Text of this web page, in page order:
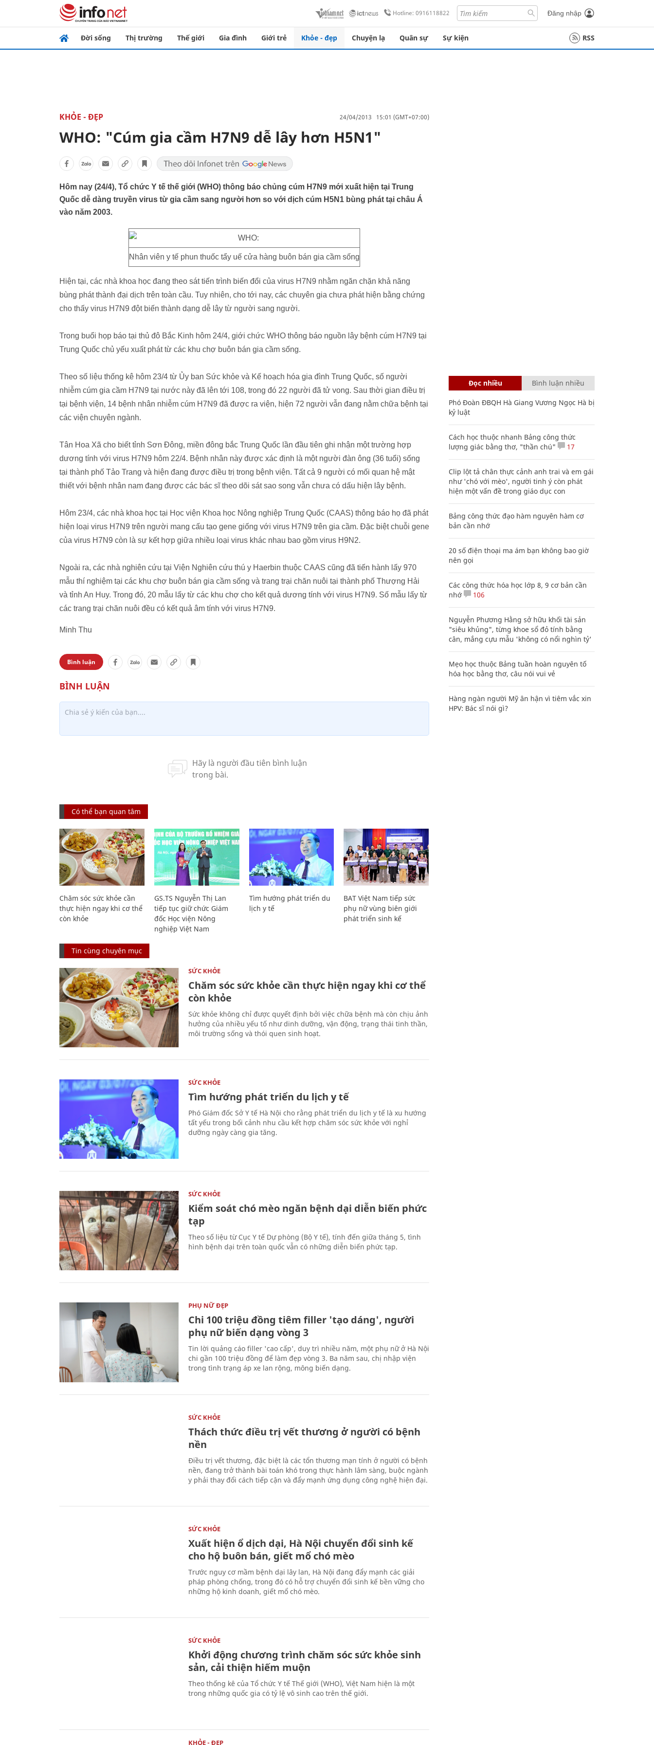
Hotline: 0916118822 Đăng nhập
Đời sống Thị trường Thế giới Gia đình Giới trẻ Khỏe - đẹp Chuyện lạ Quân sự Sự kiện RSS
KHỎE - ĐẸP 24/04/2013 15:01 (GMT+07:00)
WHO: "Cúm gia cầm H7N9 dễ lây hơn H5N1"
Hôm nay (24/4), Tổ chức Y tế thế giới (WHO) thông báo chủng cúm H7N9 mới xuất hiện tại Trung
Quốc dễ dàng truyền virus từ gia cầm sang người hơn so với dịch cúm H5N1 bùng phát tại châu Á
vào năm 2003.
Nhân viên y tế phun thuốc tẩy uế cửa hàng buôn bán gia cầm sống
Hiện tại, các nhà khoa học đang theo sát tiến trình biến đổi của virus H7N9 nhằm ngăn chặn khả năng
bùng phát thành đại dịch trên toàn cầu. Tuy nhiên, cho tới nay, các chuyên gia chưa phát hiện bằng chứng
cho thấy virus H7N9 đột biến thành dạng dễ lây từ người sang người.
Trong buổi họp báo tại thủ đô Bắc Kinh hôm 24/4, giới chức WHO thông báo nguồn lây bệnh cúm H7N9 tại
Trung Quốc chủ yếu xuất phát từ các khu chợ buôn bán gia cầm sống.
Theo số liệu thống kê hôm 23/4 từ Ủy ban Sức khỏe và Kế hoạch hóa gia đình Trung Quốc, số người
nhiễm cúm gia cầm H7N9 tại nước này đã lên tới 108, trong đó 22 người đã tử vong. Sau thời gian điều trị
tại bệnh viện, 14 bệnh nhân nhiễm cúm H7N9 đã được ra viện, hiện 72 người vẫn đang nằm chữa bệnh tại
các viện chuyên ngành.
Tân Hoa Xã cho biết tỉnh Sơn Đông, miền đông bắc Trung Quốc lần đầu tiên ghi nhận một trường hợp
dương tính với virus H7N9 hôm 22/4. Bệnh nhân này được xác định là một người đàn ông (36 tuổi) sống
tại thành phố Tảo Trang và hiện đang được điều trị trong bệnh viện. Tất cả 9 người có mối quan hệ mật
thiết với bệnh nhân nam đang được các bác sĩ theo dõi sát sao song vẫn chưa có dấu hiện lây bệnh.
Hôm 23/4, các nhà khoa học tại Học viện Khoa học Nông nghiệp Trung Quốc (CAAS) thông báo họ đã phát
hiện loại virus H7N9 trên người mang cấu tạo gene giống với virus H7N9 trên gia cầm. Đặc biệt chuỗi gene
của virus H7N9 còn là sự kết hợp giữa nhiều loại virus khác nhau bao gồm virus H9N2.
Ngoài ra, các nhà nghiên cứu tại Viện Nghiên cứu thú y Haerbin thuộc CAAS cũng đã tiến hành lấy 970
mẫu thí nghiệm tại các khu chợ buôn bán gia cầm sống và trang trại chăn nuôi tại thành phố Thượng Hải
và tỉnh An Huy. Trong đó, 20 mẫu lấy từ các khu chợ cho kết quả dương tính với virus H7N9. Số mẫu lấy từ
các trang trại chăn nuôi đều có kết quả âm tính với virus H7N9.
Minh Thu
Bình luận
Có thể bạn quan tâm
Chăm sóc sức khỏe cần
thực hiện ngay khi cơ thể
còn khỏe
GS.TS Nguyễn Thị Lan
tiếp tục giữ chức Giám
đốc Học viện Nông
nghiệp Việt Nam
Tìm hướng phát triển du
lịch y tế
BAT Việt Nam tiếp sức
phụ nữ vùng biên giới
phát triển sinh kế
Tin cùng chuyên mục
SỨC KHỎE
Chăm sóc sức khỏe cần thực hiện ngay khi cơ thể
còn khỏe
Sức khỏe không chỉ được quyết định bởi việc chữa bệnh mà còn chịu ảnh
hưởng của nhiều yếu tố như dinh dưỡng, vận động, trạng thái tinh thần,
môi trường sống và thói quen sinh hoạt.
SỨC KHỎE
Tìm hướng phát triển du lịch y tế
Phó Giám đốc Sở Y tế Hà Nội cho rằng phát triển du lịch y tế là xu hướng
tất yếu trong bối cảnh nhu cầu kết hợp chăm sóc sức khỏe với nghỉ
dưỡng ngày càng gia tăng.
SỨC KHỎE
Kiểm soát chó mèo ngăn bệnh dại diễn biến phức
tạp
Theo số liệu từ Cục Y tế Dự phòng (Bộ Y tế), tính đến giữa tháng 5, tình
hình bệnh dại trên toàn quốc vẫn có những diễn biến phức tạp.
PHỤ NỮ ĐẸP
Chi 100 triệu đồng tiêm filler 'tạo dáng', người
phụ nữ biến dạng vòng 3
Tin lời quảng cáo filler 'cao cấp', duy trì nhiều năm, một phụ nữ ở Hà Nội
chi gần 100 triệu đồng để làm đẹp vòng 3. Ba năm sau, chị nhập viện
trong tình trạng áp xe lan rộng, mông biến dạng.
SỨC KHỎE
Thách thức điều trị vết thương ở người có bệnh
nền
Điều trị vết thương, đặc biệt là các tổn thương mạn tính ở người có bệnh
nền, đang trở thành bài toán khó trong thực hành lâm sàng, buộc ngành
y phải thay đổi cách tiếp cận và đẩy mạnh ứng dụng công nghệ hiện đại.
SỨC KHỎE
Xuất hiện ổ dịch dại, Hà Nội chuyển đổi sinh kế
cho hộ buôn bán, giết mổ chó mèo
Trước nguy cơ mầm bệnh dại lây lan, Hà Nội đang đẩy mạnh các giải
pháp phòng chống, trong đó có hỗ trợ chuyển đổi sinh kế bền vững cho
những hộ kinh doanh, giết mổ chó mèo.
SỨC KHỎE
Khởi động chương trình chăm sóc sức khỏe sinh
sản, cải thiện hiếm muộn
Theo thống kê của Tổ chức Y tế Thế giới (WHO), Việt Nam hiện là một
trong những quốc gia có tỷ lệ vô sinh cao trên thế giới.
KHỎE - ĐẸP
Đọc nhiều Bình luận nhiều
Phó Đoàn ĐBQH Hà Giang Vương Ngọc Hà bị
kỷ luật
Cách học thuộc nhanh Bảng công thức
lượng giác bằng thơ, "thần chú"
17
Clip lột tả chân thực cảnh anh trai và em gái
như 'chó với mèo', người tinh ý còn phát
hiện một vấn đề trong giáo dục con
Bảng công thức đạo hàm nguyên hàm cơ
bản cần nhớ
20 số điện thoại ma ám bạn không bao giờ
nên gọi
Các công thức hóa học lớp 8, 9 cơ bản cần
nhớ
106
Nguyễn Phương Hằng sở hữu khối tài sản
"siêu khủng", từng khoe sổ đỏ tính bằng
cân, mắng cựu mẫu 'không có nổi nghìn tỷ'
Mẹo học thuộc Bảng tuần hoàn nguyên tố
hóa học bằng thơ, câu nói vui vẻ
Hàng ngàn người Mỹ ân hận vì tiêm vắc xin
HPV: Bác sĩ nói gì?